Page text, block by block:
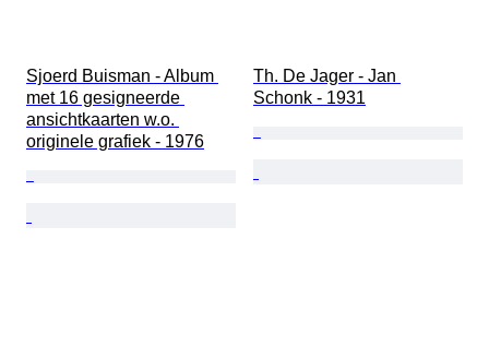
Sjoerd Buisman - Album
met 16 gesigneerde
ansichtkaarten w.o.
originele grafiek - 1976
Th. De Jager - Jan
Schonk - 1931